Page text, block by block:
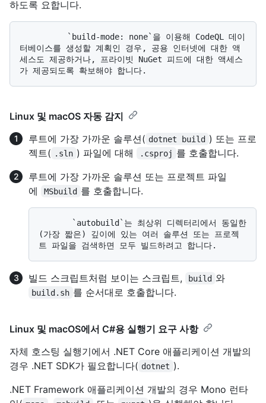
하도록 요합니다.
터베이스를 생성할 계획인 경우, 공용 인터넷에 대한 액
세스도 제공하거나, 프라이빗 NuGet 피드에 대한 액세스
Linux 및 macOS 자동 감지
루트에 가장 가까운 솔루션( dotnet build ) 또는 프로
젝트( .sln ) 파일에 대해 .csproj 를 호출합니다.
루트에 가장 가까운 솔루션 또는 프로젝트 파일
에
MSbuild 를 호출합니다.
(가장 짧은) 깊이에 있는 여러 솔루션 또는 프로젝
빌드 스크립트처럼 보이는 스크립트, build 와
build.sh 를 순서대로 호출합니다.
Linux 및 macOS에서 C#용 실행기 요구 사항
자체 호스팅 실행기에서 .NET Core 애플리케이션 개발의
경우 .NET SDK가 필요합니다( dotnet ).
.NET Framework 애플리케이션 개발의 경우 Mono 런타